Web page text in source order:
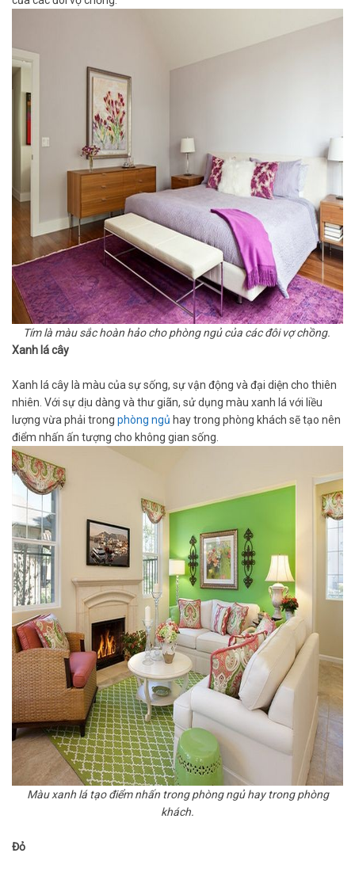
Tím là màu sắc hoàn hảo cho phòng ngủ của các đôi vợ chồng.
Xanh lá cây
Xanh lá cây là màu của sự sống, sự vận động và đại diện cho thiên
nhiên. Với sự dịu dàng và thư giãn, sử dụng màu xanh lá với liều
lượng vừa phải trong phòng ngủ hay trong phòng khách sẽ tạo nên
điểm nhấn ấn tượng cho không gian sống.
Màu xanh lá tạo điểm nhấn trong phòng ngủ hay trong phòng
khách.
Đỏ